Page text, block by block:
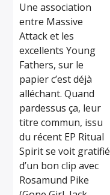
Une association
entre Massive
Attack et les
excellents Young
Fathers, sur le
papier c’est déjà
alléchant. Quand
pardessus ça, leur
titre commun, issu
du récent EP Ritual
Spirit se voit gratifié
d’un bon clip avec
Rosamund Pike